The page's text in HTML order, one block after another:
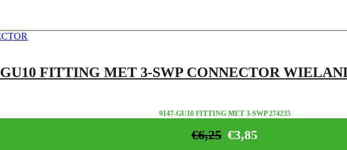
GU10 FITTING MET 3-SWP CONNECTOR
9147-GU10 FITTING MET 3-SWP 274235
€3,85
€6,25